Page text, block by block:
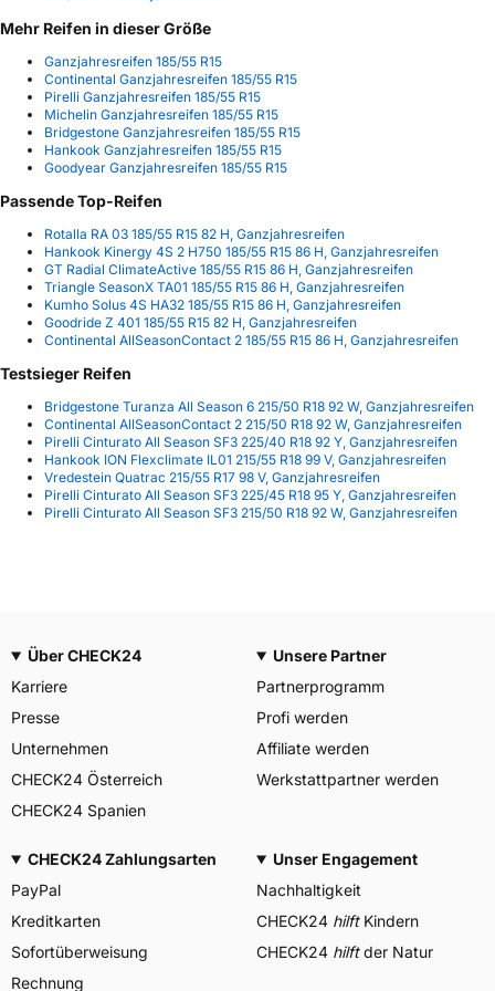
Mehr Reifen in dieser Größe
Ganzjahresreifen 185/55 R15
Continental Ganzjahresreifen 185/55 R15
Pirelli Ganzjahresreifen 185/55 R15
Michelin Ganzjahresreifen 185/55 R15
Bridgestone Ganzjahresreifen 185/55 R15
Hankook Ganzjahresreifen 185/55 R15
Goodyear Ganzjahresreifen 185/55 R15
Passende Top-Reifen
Rotalla RA 03 185/55 R15 82 H, Ganzjahresreifen
Hankook Kinergy 4S 2 H750 185/55 R15 86 H, Ganzjahresreifen
GT Radial ClimateActive 185/55 R15 86 H, Ganzjahresreifen
Triangle SeasonX TA01 185/55 R15 86 H, Ganzjahresreifen
Kumho Solus 4S HA32 185/55 R15 86 H, Ganzjahresreifen
Goodride Z 401 185/55 R15 82 H, Ganzjahresreifen
Continental AllSeasonContact 2 185/55 R15 86 H, Ganzjahresreifen
Testsieger Reifen
Bridgestone Turanza All Season 6 215/50 R18 92 W, Ganzjahresreifen
Continental AllSeasonContact 2 215/50 R18 92 W, Ganzjahresreifen
Pirelli Cinturato All Season SF3 225/40 R18 92 Y, Ganzjahresreifen
Hankook ION Flexclimate IL01 215/55 R18 99 V, Ganzjahresreifen
Vredestein Quatrac 215/55 R17 98 V, Ganzjahresreifen
Pirelli Cinturato All Season SF3 225/45 R18 95 Y, Ganzjahresreifen
Pirelli Cinturato All Season SF3 215/50 R18 92 W, Ganzjahresreifen
Über CHECK24
Karriere
Presse
Unternehmen
CHECK24 Österreich
CHECK24 Spanien
Unsere Partner
Partnerprogramm
Profi werden
Affiliate werden
Werkstattpartner werden
CHECK24 Zahlungsarten
PayPal
Kreditkarten
Sofortüberweisung
Rechnung
Unser Engagement
Nachhaltigkeit
CHECK24 hilftKindern
CHECK24 hilftder Natur